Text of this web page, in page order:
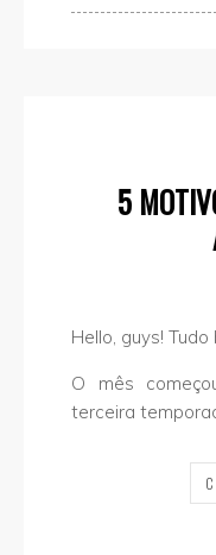
5
Hello, guys!
O mês
terceira